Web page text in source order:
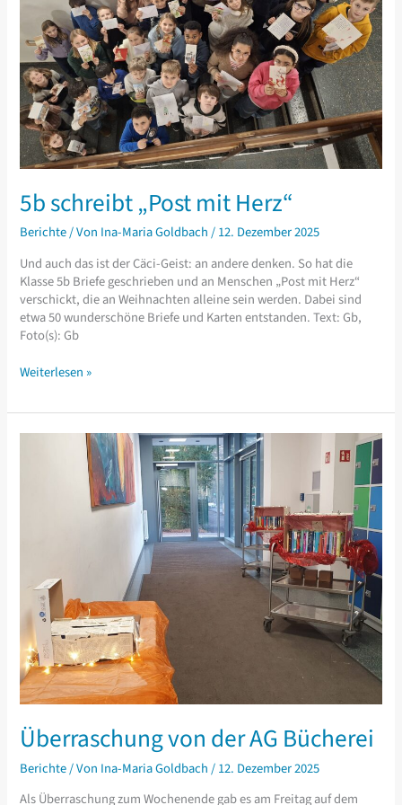
5b schreibt „Post mit Herz“
Berichte/ Von Ina-Maria Goldbach/12. Dezember 2025
Und auch das ist der Cäci-Geist: an andere denken. So hat die
Klasse 5b Briefe geschrieben und an Menschen „Post mit Herz“
verschickt, die an Weihnachten alleine sein werden. Dabei sind
etwa 50 wunderschöne Briefe und Karten entstanden. Text: Gb,
Foto(s): Gb
5b
„Post
Weiterlesen »
Überraschung von der AG Bücherei
Berichte/ Von Ina-Maria Goldbach/12. Dezember 2025
Als Überraschung zum Wochenende gab es am Freitag auf dem